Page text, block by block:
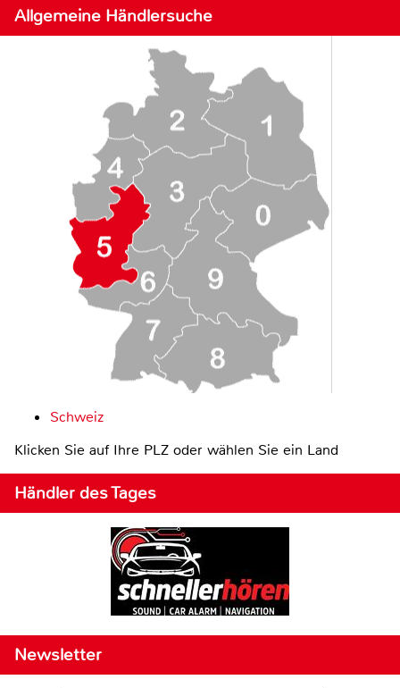
Allgemeine Händlersuche
Schweiz
Klicken Sie auf Ihre PLZ oder wählen Sie ein Land
Händler des Tages
Newsletter